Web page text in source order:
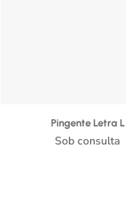
Pingente Letra L
Sob consulta